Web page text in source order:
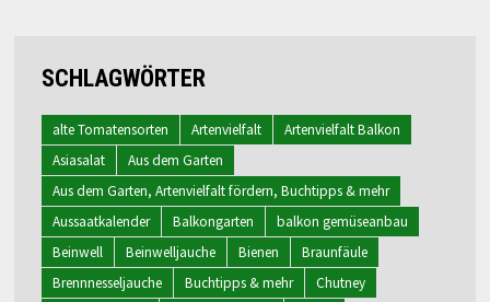
SCHLAGWÖRTER
alte Tomatensorten Artenvielfalt
Artenvielfalt Balkon
Asiasalat
Aus dem Garten
Aus dem Garten, Artenvielfalt fördern, Buchtipps & mehr
Aussaatkalender
Balkongarten
balkon gemüseanbau
Beinwell
Beinwelljauche Bienen
Braunfäule
Brennnesseljauche
Buchtipps & mehr
Chutney